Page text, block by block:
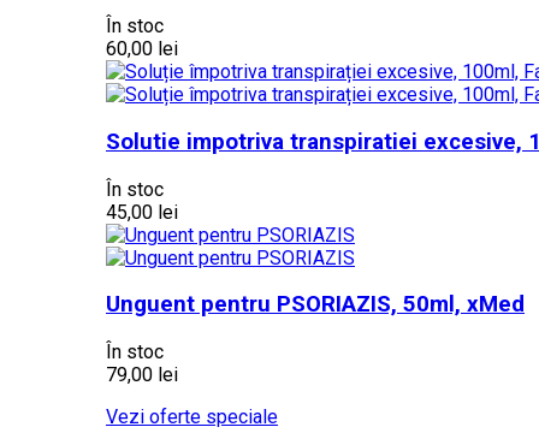
În stoc
60,00 lei
Solutie impotriva transpiratiei excesive,
În stoc
45,00 lei
Unguent pentru PSORIAZIS, 50ml, xMed
În stoc
79,00 lei
Vezi oferte speciale